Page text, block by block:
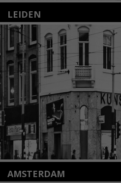
LEIDEN
Nieuwstraat 35
2312 KA Leiden
+31(0)71 – 52 84 480
info@kunsthuisleiden.nl
Lees meer
AMSTERDAM